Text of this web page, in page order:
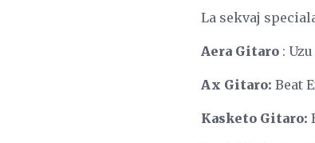
La sekvaj
Aera Gitaro :
Ax Gitaro: Beat
Kasketo Gitaro: